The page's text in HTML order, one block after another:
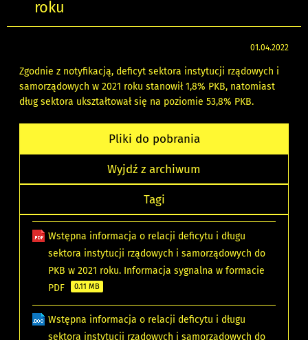
roku
01.04.2022
Zgodnie z notyfikacją, deficyt sektora instytucji rządowych i
samorządowych w 2021 roku stanowił 1,8% PKB, natomiast
dług sektora ukształtował się na poziomie 53,8% PKB.
Pliki do pobrania
Wyjdź z archiwum
Tagi
Wstępna informacja o relacji deficytu i długu
sektora instytucji rządowych i samorządowych do
PKB w 2021 roku. Informacja sygnalna w formacie
PDF
0.11 MB
Wstępna informacja o relacji deficytu i długu
sektora instytucji rządowych i samorządowych do